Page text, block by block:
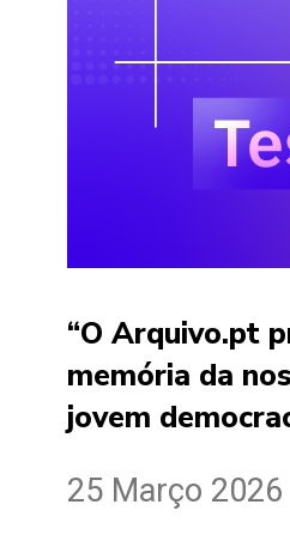
“O Arquivo.pt
memória da
jovem
25 Março 2026